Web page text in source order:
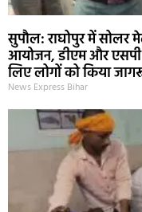
सुपौल: राघोपुर में सोलर
आयोजन, डीएम और एसपी
लिए लोगों को किया
News Express Bihar